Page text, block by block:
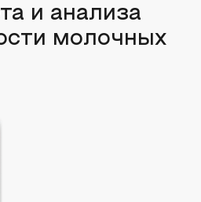
и анализа
молочных